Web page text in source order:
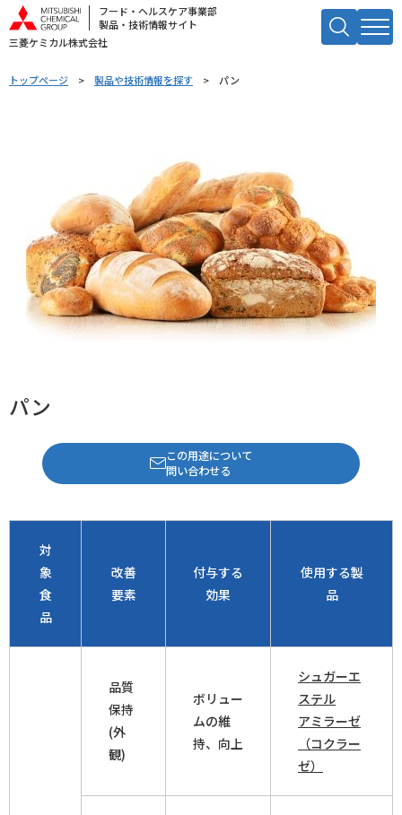
フード・ヘルスケア事業部
製品・技術情報サイト
三菱ケミカル株式会社
キーワードで検索する
トップページ 製品や技術情報を探す パン
パン
この用途について
問い合わせる
対
象
食
品
改善
要素
付与する
効果
使用する製
品
品質
保持
(外
観)
ボリュー
ムの維
持、向上
シュガーエ
ステル
アミラーゼ
（コクラー
ゼ）